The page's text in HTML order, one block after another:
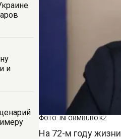
и
ФОТО: INFORMBURO.KZ
На 72-м году